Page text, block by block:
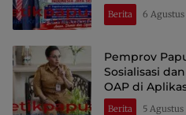
Berita 6
Pemprov
Sosialisasi
OAP di
Berita 5